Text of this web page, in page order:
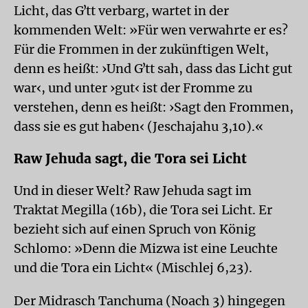
Licht, das Gʼtt verbarg, wartet in der
kommenden Welt: »Für wen verwahrte er es?
Für die Frommen in der zukünftigen Welt,
denn es heißt: ›Und Gʼtt sah, dass das Licht gut
war‹, und unter ›gut‹ ist der Fromme zu
verstehen, denn es heißt: ›Sagt den Frommen,
dass sie es gut haben‹ (Jeschajahu 3,10).«
Raw Jehuda sagt, die Tora sei Licht
Und in dieser Welt? Raw Jehuda sagt im
Traktat Megilla (16b), die Tora sei Licht. Er
bezieht sich auf einen Spruch von König
Schlomo: »Denn die Mizwa ist eine Leuchte
und die Tora ein Licht« (Mischlej 6,23).
Der Midrasch Tanchuma (Noach 3) hingegen